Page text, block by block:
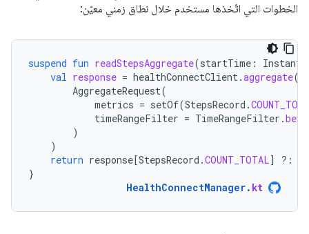
الخطوات التي اتّخذها مستخدم خلال نطاق زمني معيّن:
suspend fun readStepsAggregate(startTime : Instant
val response = healthConnectClient.aggregate(
AggregateRequest(
metrics = setOf(StepsRecord .
timeRangeFilter = TimeRangeFilter .
)
)
return response[StepsRecord .COUNT_TOTAL] ?:
}
HealthConnectManager. kt